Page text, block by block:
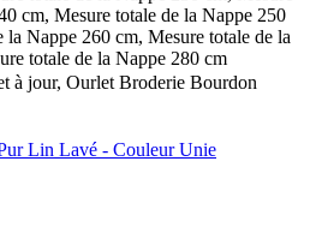
cm, Mesure totale de la Nappe 250
la Nappe 260 cm, Mesure totale de la
totale de la Nappe 280 cm
à jour, Ourlet Broderie Bourdon
Lin Lavé - Couleur Unie